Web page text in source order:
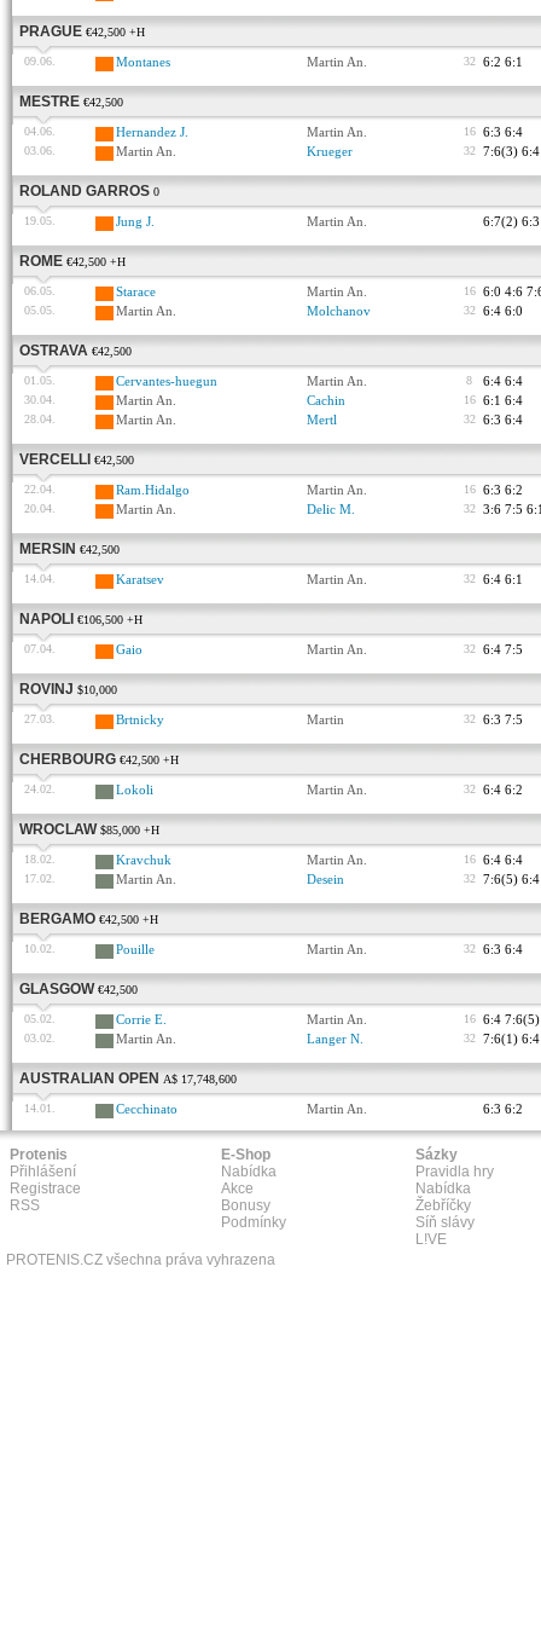
PRAGUE €42,500 +H
09.06. Montanes Martin An. 32 6:2 6:1
MESTRE €42,500
04.06. Hernandez J. Martin An. 16 6:3 6:4
03.06. Martin An. Krueger 32 7:6(3) 6:4
ROLAND GARROS 0
19.05. Jung J. Martin An. 6:7(2)
ROME €42,500 +H
06.05. Starace Martin An. 16 6:0 4:6
05.05. Martin An. Molchanov 32 6:4 6:0
OSTRAVA €42,500
01.05. Cervantes-huegun Martin An. 8 6:4 6:4
30.04. Martin An. Cachin 16 6:1 6:4
28.04. Martin An. Mertl 32 6:3 6:4
VERCELLI €42,500
22.04. Ram.Hidalgo Martin An. 16 6:3 6:2
20.04. Martin An. Delic M. 32 3:6 7:5
MERSIN €42,500
14.04. Karatsev Martin An. 32 6:4 6:1
NAPOLI €106,500 +H
07.04. Gaio Martin An. 32 6:4 7:5
ROVINJ $10,000
27.03. Brtnicky Martin 32 6:3 7:5
CHERBOURG €42,500 +H
24.02. Lokoli Martin An. 32 6:4 6:2
WROCLAW $85,000 +H
18.02. Kravchuk Martin An. 16 6:4 6:4
17.02. Martin An. Desein 32 7:6(5) 6:4
BERGAMO €42,500 +H
10.02. Pouille Martin An. 32 6:3 6:4
GLASGOW €42,500
05.02. Corrie E. Martin An. 16 6:4 7:6(5)
03.02. Martin An. Langer N. 32 7:6(1) 6:4
AUSTRALIAN OPEN A$ 17,748,600
14.01. Cecchinato Martin An. 6:3 6:2
Protenis
Přihlášení
Registrace
RSS
E-Shop
Nabídka
Akce
Bonusy
Podmínky
Sázky
Pravidla hry
Nabídka
Žebříčky
Síň slávy
L!VE
PROTENIS.CZ všechna práva vyhrazena